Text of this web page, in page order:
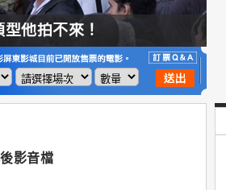
他拍不來！
影音檔